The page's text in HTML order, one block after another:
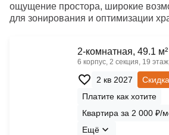
ощущение простора, широкие
для зонирования и оптимизации
2-комнатная, 49.1 м²
6 корпус, 2 секция, 19
2 кв 2027 Скидка
Платите как хотите
Квартира за 2 000 ₽/
Ещё